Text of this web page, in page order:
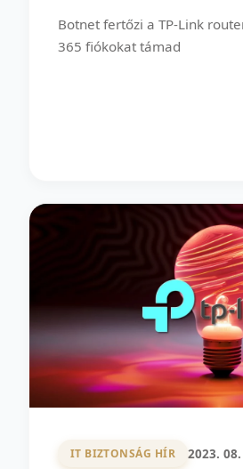
Botnet fertőzi a TP-Link
365 fiókokat támad
IT BIZTONSÁG HÍR 2023.